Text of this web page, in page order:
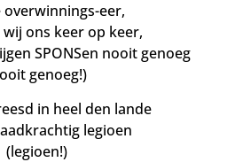
overwinnings-eer,
ons keer op keer,
SPONSen nooit genoeg
genoeg!)
in heel den lande
legioen
(legioen!)